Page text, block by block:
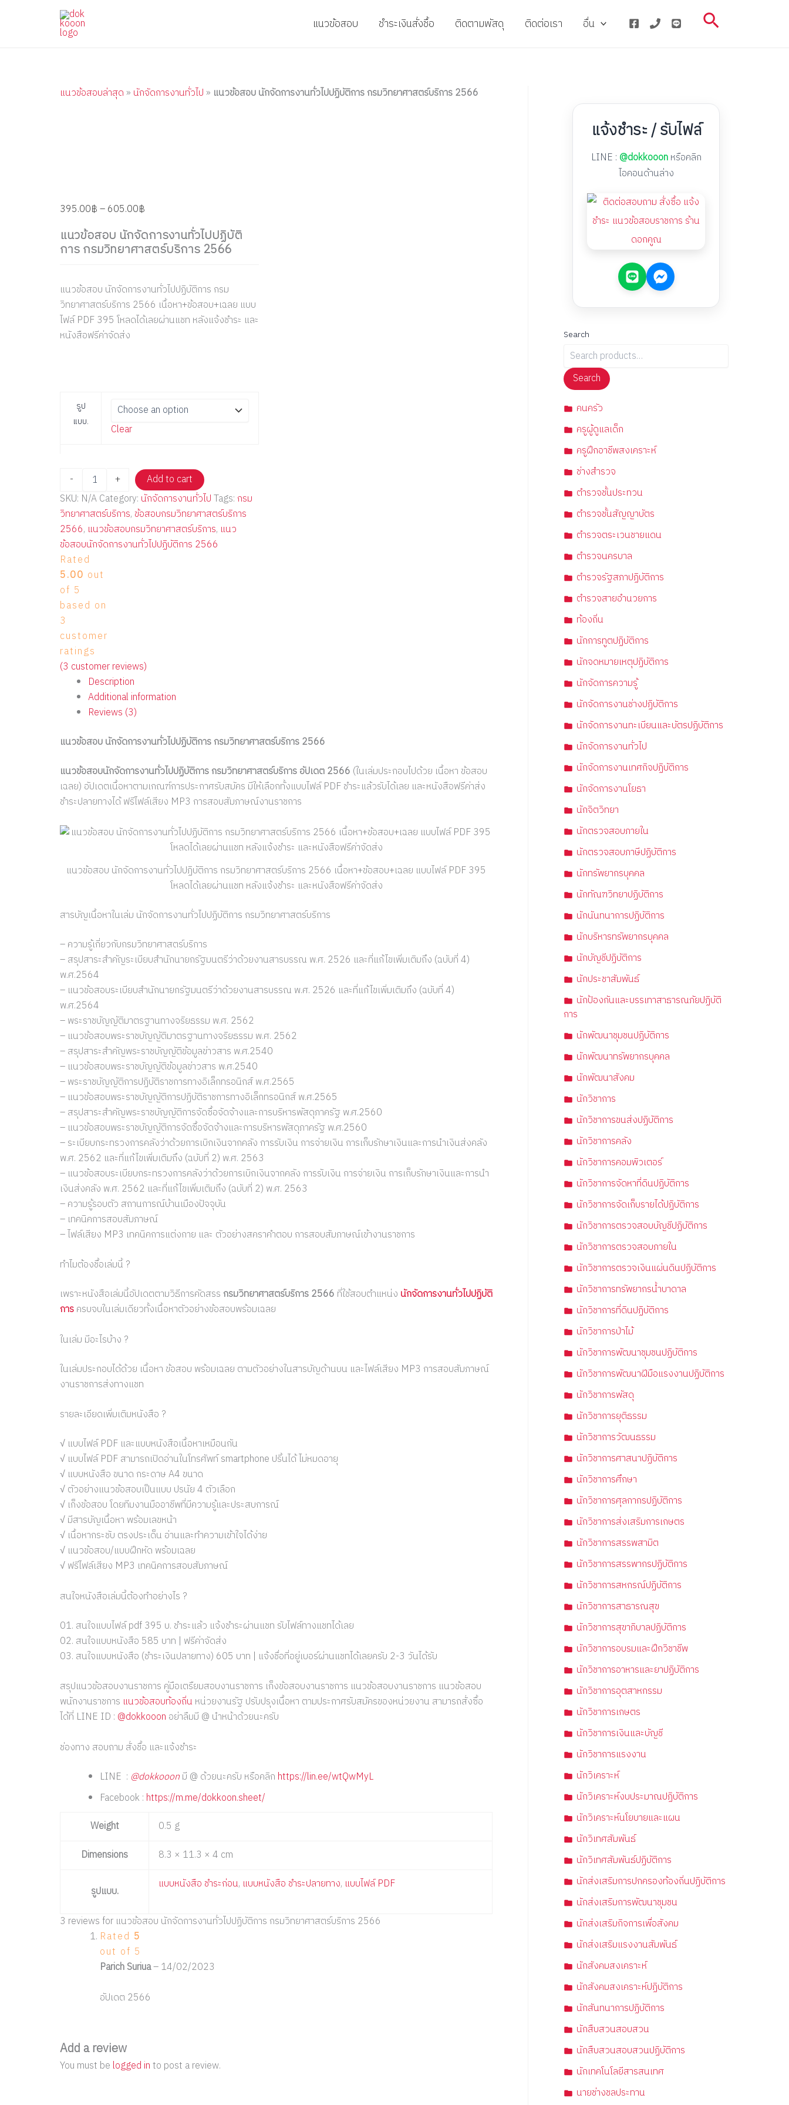
แนวข้อสอบ ชำระเงินสั่งชื้อ ติดตามพัสดุ ติดต่อเรา อื่น Search
แนวข้อสอบล่าสุด» นักจัดการงานทั่วไป» แนวข้อสอบ นักจัดการงานทั่วไปปฏิบัติการ กรมวิทยาศาสตร์บริการ 2566
395.00฿–605.00฿
แนวข้อสอบ นักจัดการงานทั่วไปปฏิบัติ
การ กรมวิทยาศาสตร์บริการ 2566
แนวข้อสอบ นักจัดการงานทั่วไปปฏิบัติการ กรม
วิทยาศาสตร์บริการ 2566 เนื้อหา+ข้อสอบ+เฉลย แบบ
ไฟล์ PDF 395 โหลดได้เลยผ่านแชท หลังแจ้งชำระ และ
หนังสือฟรีค่าจัดส่ง
รูป
แบบ.
Clear
-
ข้อสอบ
นัก
จัดการ
การ
กรม
+
Add to cart
SKU: N/ACategory: นักจัดการงานทั่วไปTags:กรม
วิทยาศาสตร์บริการ,ข้อสอบกรมวิทยาศาสตร์บริการ
2566, แนวข้อสอบกรมวิทยาศาสตร์บริการ, แนว
ข้อสอบนักจัดการงานทั่วไปปฏิบัติการ 2566
Rated
5.00 out
of 5
based on
3
customer
ratings
(3 customer reviews)
Description
Additional information
Reviews (3)
แนวข้อสอบ นักจัดการงานทั่วไปปฏิบัติการ กรมวิทยาศาสตร์บริการ 2566
แนวข้อสอบนักจัดการงานทั่วไปปฏิบัติการ กรมวิทยาศาสตร์บริการ อัปเดต 2566 (ในเล่มประกอบไปด้วย เนื้อหา ข้อสอบ
เฉลย) อัปเดตเนื้อหาตามเกณฑ์การประกาศรับสมัคร มีให้เลือกทั้งแบบไฟล์ PDF ชำระแล้วรับได้เลย และหนังสือฟรีค่าส่ง
ชำระปลายทางได้ ฟรีไฟล์เสียง MP3 การสอบสัมภาษณ์งานราชการ
แนวข้อสอบ นักจัดการงานทั่วไปปฏิบัติการ กรมวิทยาศาสตร์บริการ 2566 เนื้อหา+ข้อสอบ+เฉลย แบบไฟล์ PDF 395
โหลดได้เลยผ่านแชท หลังแจ้งชำระ และหนังสือฟรีค่าจัดส่ง
สารบัญเนื้อหาในเล่ม นักจัดการงานทั่วไปปฏิบัติการ กรมวิทยาศาสตร์บริการ
– ความรู้เกี่ยวกับกรมวิทยาศาสตร์บริการ
– สรุปสาระสำคัญระเบียบสำนักนายกรัฐมนตรีว่าด้วยงานสารบรรณ พ.ศ. 2526 และที่แก้ไขเพิ่มเติมถึง (ฉบับที่ 4)
พ.ศ.2564
– แนวข้อสอบระเบียบสำนักนายกรัฐมนตรีว่าด้วยงานสารบรรณ พ.ศ. 2526 และที่แก้ไขเพิ่มเติมถึง (ฉบับที่ 4)
พ.ศ.2564
– พระราชบัญญัติมาตรฐานทางจริยธรรม พ.ศ. 2562
– แนวข้อสอบพระราชบัญญัติมาตรฐานทางจริยธรรม พ.ศ. 2562
– สรุปสาระสำคัญพระราชบัญญัติข้อมูลข่าวสาร พ.ศ.2540
– แนวข้อสอบพระราชบัญญัติข้อมูลข่าวสาร พ.ศ.2540
– พระราชบัญญัติการปฏิบัติราชการทางอิเล็กทรอนิกส์ พ.ศ.2565
– แนวข้อสอบพระราชบัญญัติการปฏิบัติราชการทางอิเล็กทรอนิกส์ พ.ศ.2565
– สรุปสาระสำคัญพระราชบัญญัติการจัดซื้อจัดจ้างและการบริหารพัสดุภาครัฐ พ.ศ.2560
– แนวข้อสอบพระราชบัญญัติการจัดซื้อจัดจ้างและการบริหารพัสดุภาครัฐ พ.ศ.2560
– ระเบียบกระทรวงการคลังว่าด้วยการเบิกเงินจากคลัง การรับเงิน การจ่ายเงิน การเก็บรักษาเงินและการนำเงินส่งคลัง
พ.ศ. 2562 และที่แก้ไขเพิ่มเติมถึง (ฉบับที่ 2) พ.ศ. 2563
– แนวข้อสอบระเบียบกระทรวงการคลังว่าด้วยการเบิกเงินจากคลัง การรับเงิน การจ่ายเงิน การเก็บรักษาเงินและการนำ
เงินส่งคลัง พ.ศ. 2562 และที่แก้ไขเพิ่มเติมถึง (ฉบับที่ 2) พ.ศ. 2563
– ความรู้รอบตัว สถานการณ์บ้านเมืองปัจจุบัน
– เทคนิคการสอบสัมภาษณ์
– ไฟล์เสียง MP3 เทคนิคการแต่งกาย และ ตัวอย่างสคราคำตอบ การสอบสัมภาษณ์เข้างานราชการ
ทำไมต้องชื้อเล่มนี้ ?
เพราะหนังสือเล่มนี้อัปเดตตามวิธีการคัดสรรกรมวิทยาศาสตร์บริการ 2566 ที่ใช้สอบตำแหน่ง นักจัดการงานทั่วไปปฏิบัติ
การครบจบในเล่มเดียวทั้งเนื้อหาตัวอย่างข้อสอบพร้อมเฉลย
ในเล่ม มีอะไรบ้าง ?
ในเล่มประกอบได้ด้วย เนื้อหา ข้อสอบ พร้อมเฉลย ตามตัวอย่างในสารบัญด้านบน และไฟล์เสียง MP3 การสอบสัมภาษณ์
งานราชการส่งทางแชท
รายละเอียดเพิ่มเติมหนังสือ ?
√ แบบไฟล์ PDF และแบบหนังสือเนื้อหาเหมือนกัน
√ แบบไฟล์ PDF สามารถเปิดอ่านในโทรศัพท์ smartphone ปริ้นได้ ไม่หมดอายุ
√ แบบหนังสือ ขนาด กระดาษ A4 ขนาด
√ ตัวอย่างแนวข้อสอบเป็นแบบ ปรนัย 4 ตัวเลือก
√ เก็งข้อสอบ โดยทีมงานมืออาชีพที่มีความรู้และประสบการณ์
√ มีสารบัญเนื้อหา พร้อมเลขหน้า
√ เนื้อหากระชับ ตรงประเด็น อ่านและทำความเข้าใจได้ง่าย
√ แนวข้อสอบ/แบบฝึกหัด พร้อมเฉลย
√ ฟรีไฟล์เสียง MP3 เทคนิคการสอบสัมภาษณ์
สนใจหนังสือเล่มนี้ต้องทำอย่างไร ?
01. สนใจแบบไฟล์ pdf 395 บ. ชำระแล้ว แจ้งชำระผ่านแชท รับไฟล์ทางแชทได้เลย
02. สนใจแบบหนังสือ 585 บาท | ฟรีค่าจัดส่ง
03. สนใจแบบหนังสือ (ชำระเงินปลายทาง) 605 บาท | แจ้งชื่อที่อยู่เบอร์ผ่านแชทได้เลยครับ 2-3 วันได้รับ
สรุปแนวข้อสอบงานราชการ คู่มือเตรืยมสอบงานราชการ เก็งข้อสอบงานราชการ แนวข้อสอบงานราชการ แนวข้อสอบ
พนักงานราชการ แนวข้อสอบท้องถิ่นหน่วยงานรัฐ ปรับปรุงเนื้อหา ตามประกาศรับสมัครของหน่วยงาน สามารถสั่งซื้อ
ได้ที่ LINE ID : @dokkooon อย่าลืมมี @ นำหน้าด้วยนะครับ
ช่องทาง สอบถาม สั่งชื้อ และแจ้งชำระ
LINE : @dokkooonมี @ ด้วยนะครับ หรือคลิก https://lin.ee/wtQwMyL
Facebook : https://m.me/dokkoon.sheet/
Weight
0.5 g
Dimensions
8.3 × 11.3 × 4 cm
รูปแบบ. แบบหนังสือ ชำระก่อน, แบบหนังสือ ชำระปลายทาง, แบบไฟล์ PDF
3 reviews for แนวข้อสอบ นักจัดการงานทั่วไปปฏิบัติการ กรมวิทยาศาสตร์บริการ 2566
Rated 5
out of 5
Parich Suriua–14/02/2023
อัปเดต 2566
Add a review
You must be logged into post a review.
แจ้งชำระ / รับไฟล์
LINE : @dokkooonหรือคลิก
ไอคอนด้านล่าง
Search
Search
คนครัว
ครูผู้ดูแลเด็ก
ครูฝึกอาชีพสงเคราะห์
ช่างสำรวจ
ตำรวจชั้นประทวน
ตำรวจชั้นสัญญาบัตร
ตำรวจตระเวนชายแดน
ตำรวจนครบาล
ตำรวจรัฐสภาปฏิบัติการ
ตำรวจสายอำนวยการ
ท้องถิ่น
นักการทูตปฏิบัติการ
นักจดหมายเหตุปฏิบัติการ
นักจัดการความรู้
นักจัดการงานช่างปฏิบัติการ
นักจัดการงานทะเบียนและบัตรปฏิบัติการ
นักจัดการงานทั่วไป
นักจัดการงานเทศกิจปฏิบัติการ
นักจัดการงานโยธา
นักจิตวิทยา
นักตรวจสอบภายใน
นักตรวจสอบภาษีปฏิบัติการ
นักทรัพยากรบุคคล
นักทัณฑวิทยาปฏิบัติการ
นักนันทนาการปฏิบัติการ
นักบริหารทรัพยากรบุคคล
นักบัญชีปฏิบัติการ
นักประชาสัมพันธ์
นักป้องกันและบรรเทาสาธารณภัยปฏิบัติ
การ
นักพัฒนาชุมชนปฏิบัติการ
นักพัฒนาทรัพยากรบุคคล
นักพัฒนาสังคม
นักวิชาการ
นักวิชาการขนส่งปฏิบัติการ
นักวิชาการคลัง
นักวิชาการคอมพิวเตอร์
นักวิชาการจัดหาที่ดินปฏิบัติการ
นักวิชาการจัดเก็บรายได้ปฏิบัติการ
นักวิชาการตรวจสอบบัญชีปฏิบัติการ
นักวิชาการตรวจสอบภายใน
นักวิชาการตรวจเงินแผ่นดินปฏิบัติการ
นักวิชาการทรัพยากรน้ำบาดาล
นักวิชาการที่ดินปฏิบัติการ
นักวิชาการป่าไม้
นักวิชาการพัฒนาชุมชนปฏิบัติการ
นักวิชาการพัฒนาฝีมือแรงงานปฏิบัติการ
นักวิชาการพัสดุ
นักวิชาการยุติธรรม
นักวิชาการวัฒนธรรม
นักวิชาการศาสนาปฏิบัติการ
นักวิชาการศึกษา
นักวิชาการศุลกากรปฏิบัติการ
นักวิชาการส่งเสริมการเกษตร
นักวิชาการสรรพสามิต
นักวิชาการสรรพากรปฏิบัติการ
นักวิชาการสหกรณ์ปฏิบัติการ
นักวิชาการสาธารณสุข
นักวิชาการสุขาภิบาลปฏิบัติการ
นักวิชาการอบรมและฝึกวิชาชีพ
นักวิชาการอาหารและยาปฏิบัติการ
นักวิชาการอุตสาหกรรม
นักวิชาการเกษตร
นักวิชาการเงินและบัญชี
นักวิชาการแรงงาน
นักวิเคราะห์
นักวิเคราะห์งบประมาณปฏิบัติการ
นักวิเคราะห์นโยบายและแผน
นักวิเทศสัมพันธ์
นักวิเทศสัมพันธ์ปฏิบัติการ
นักส่งเสริมการปกครองท้องถิ่นปฏิบัติการ
นักส่งเสริมการพัฒนาชุมชน
นักส่งเสริมกิจการเพื่อสังคม
นักส่งเสริมแรงงานสัมพันธ์
นักสังคมสงเคราะห์
นักสังคมสงเคราะห์ปฏิบัติการ
นักสันทนาการปฏิบัติการ
นักสืบสวนสอบสวน
นักสืบสวนสอบสวนปฏิบัติการ
นักเทคโนโลยีสารสนเทศ
นายช่างชลประทาน